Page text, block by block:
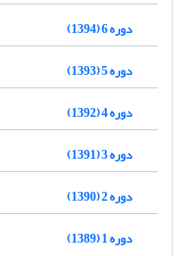
دوره 6 (1394)
دوره 5 (1393)
دوره 4 (1392)
دوره 3 (1391)
دوره 2 (1390)
دوره 1 (1389)